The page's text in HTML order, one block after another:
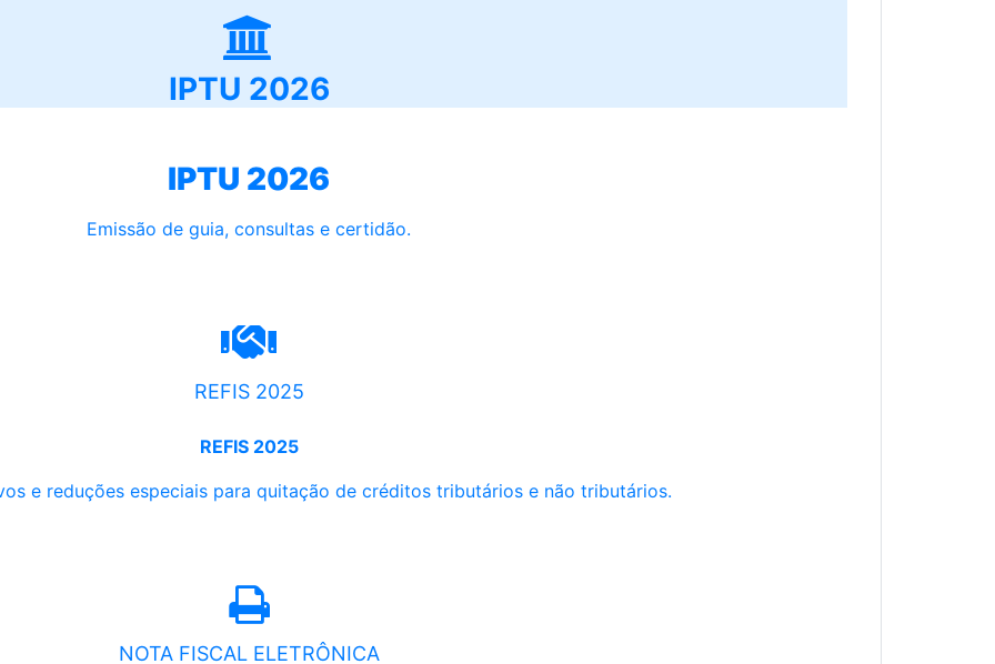
IPTU 2026
IPTU 2026
Emissão de guia, consultas e certidão.
REFIS 2025
REFIS 2025
e reduções especiais para quitação de créditos tributários e não tributários.
NOTA FISCAL ELETRÔNICA